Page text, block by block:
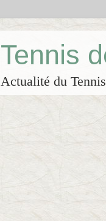
Tennis
Actualité du